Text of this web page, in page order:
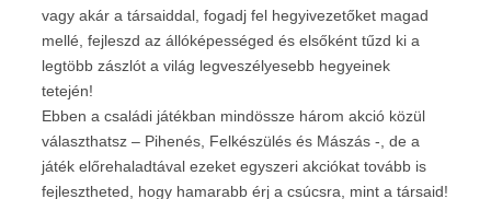
vagy akár a társaiddal, fogadj fel hegyivezetőket magad
mellé, fejleszd az állóképességed és elsőként tűzd ki a
legtöbb zászlót a világ legveszélyesebb hegyeinek
tetején!
Ebben a családi játékban mindössze három akció közül
választhatsz – Pihenés, Felkészülés és Mászás -, de a
játék előrehaladtával ezeket egyszeri akciókat tovább is
fejlesztheted, hogy hamarabb érj a csúcsra, mint a társaid!